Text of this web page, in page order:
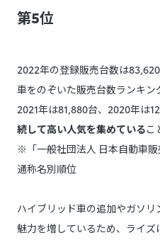
第5位
2022年の登録販売台数は
車をのぞいた販売台数ランキン
2021年は81,880台、2020年は12
続して高い人気を集めているこ
※「一般社団法人 日本自動車
通称名別順位
ハイブリッド車の追加やガソ
魅力を増しているため、ライ